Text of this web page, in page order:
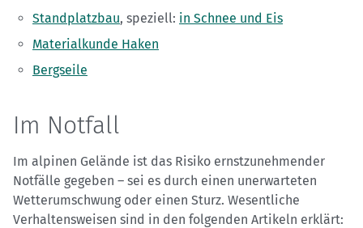
Standplatzbau, speziell: in Schnee und Eis
Materialkunde Haken
Bergseile
Im Notfall
Im alpinen Gelände ist das Risiko ernstzunehmender
Notfälle gegeben – sei es durch einen unerwarteten
Wetterumschwung oder einen Sturz. Wesentliche
Verhaltensweisen sind in den folgenden Artikeln erklärt: